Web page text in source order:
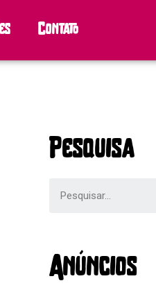
Contato
Pesquisa
Anúncios